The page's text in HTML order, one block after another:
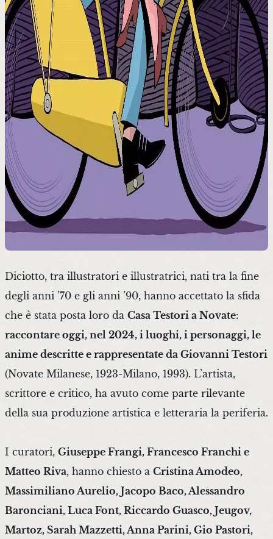
Diciotto, tra illustratori e illustratrici, nati tra la fine
degli anni ’70 e gli anni ’90, hanno accettato la sfida
che è stata posta loro da Casa Testori a Novate:
raccontare oggi, nel 2024, i luoghi, i personaggi, le
anime descritte e rappresentate da Giovanni Testori
(Novate Milanese, 1923-Milano, 1993). L’artista,
scrittore e critico, ha avuto come parte rilevante
della sua produzione artistica e letteraria la periferia.
I curatori, Giuseppe Frangi, Francesco Franchi e
Matteo Riva, hanno chiesto a Cristina Amodeo,
Massimiliano Aurelio, Jacopo Baco, Alessandro
Baronciani, Luca Font, Riccardo Guasco, Jeugov,
Martoz, Sarah Mazzetti, Anna Parini, Gio Pastori,